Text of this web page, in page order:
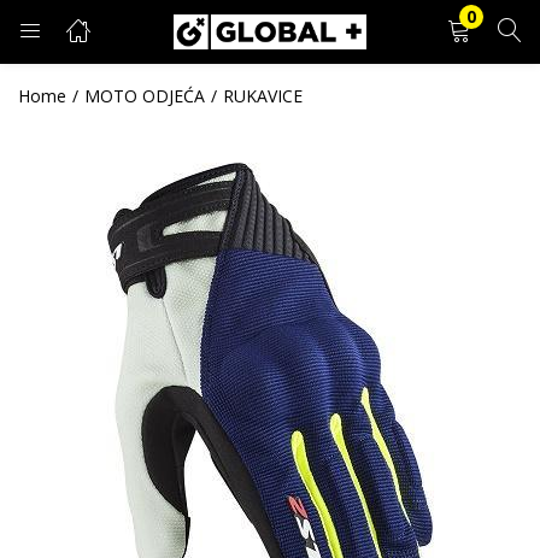
0
PRIJAVA REGISTRACIJA
Unesite svoje korisničko ime i lozinku.
Zapamti me
Prijava
Zaboravljena lozinka?
Home MOTO ODJEĆA RUKAVICE